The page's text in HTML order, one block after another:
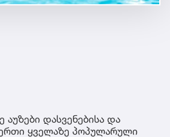
აუზები დასვენებისა და
ყველაზე პოპულარული